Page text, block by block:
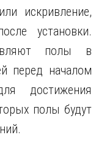
искривление,
установки.
полы в
перед началом
достижения
полы будут